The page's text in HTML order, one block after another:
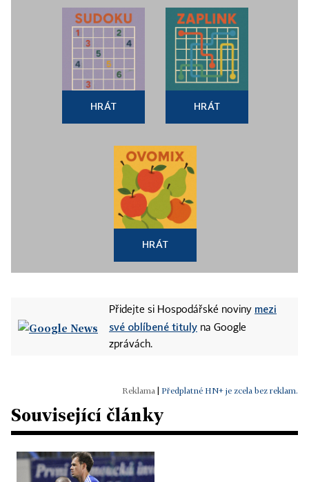
HRÁT HRÁT
HRÁT
Přidejte si Hospodářské noviny mezi
své oblíbené tituly na Google
zprávách.
Předplatné HN+ je zcela bez reklam.
Související články